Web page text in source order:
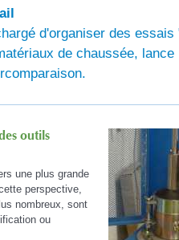
d'organiser des
de chaussée, lance
outils
une plus grande
perspective,
nombreux, sont
ou